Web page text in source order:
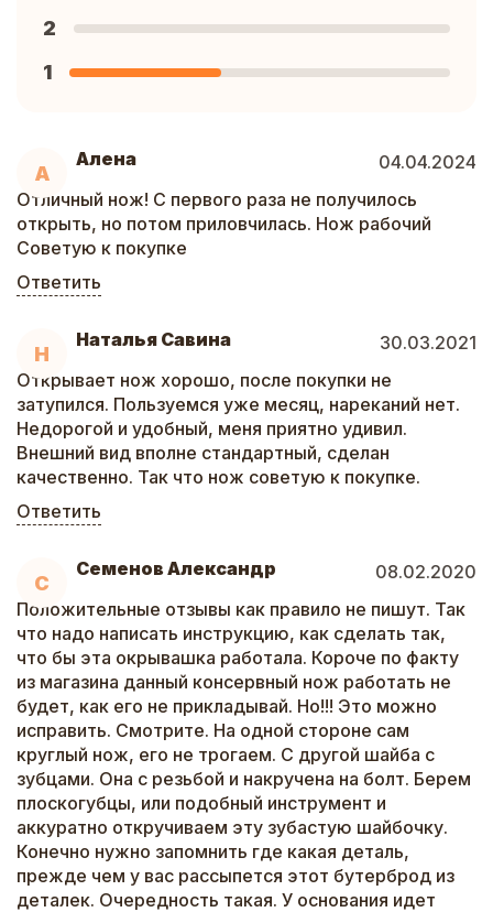
А
Алена
04.04.2024
Отличный нож! С первого раза не получилось
открыть, но потом приловчилась. Нож рабочий
Советую к покупке
Ответить
Н
Наталья Савина
30.03.2021
Открывает нож хорошо, после покупки не
затупился. Пользуемся уже месяц, нареканий нет.
Недорогой и удобный, меня приятно удивил.
Внешний вид вполне стандартный, сделан
качественно. Так что нож советую к покупке.
Ответить
С
Семенов Александр
08.02.2020
Положительные отзывы как правило не пишут. Так
что надо написать инструкцию, как сделать так,
что бы эта окрывашка работала. Короче по факту
из магазина данный консервный нож работать не
будет, как его не прикладывай. Но!!! Это можно
исправить. Смотрите. На одной стороне сам
круглый нож, его не трогаем. С другой шайба с
зубцами. Она с резьбой и накручена на болт. Берем
плоскогубцы, или подобный инструмент и
аккуратно откручиваем эту зубастую шайбочку.
Конечно нужно запомнить где какая деталь,
прежде чем у вас рассыпется этот бутерброд из
деталек. Очередность такая. У основания идет
2
1